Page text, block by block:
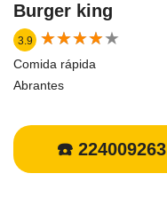
Burger king
3.9 ★★★★★
★★★★★
Comida rápida
Abrantes
☎️ 224009263